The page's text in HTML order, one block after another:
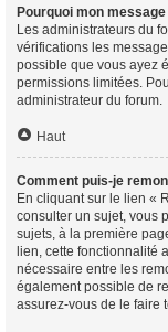
Pourquoi mon
Les administrateurs du
vérifications les
possible que vous ayez
permissions limitées.
administrateur du forum.
Haut
Comment puis-je
En cliquant sur le lien «
consulter un sujet, vous
sujets, à la première
lien, cette fonctionnalité
nécessaire entre les
également possible de
assurez-vous de le faire